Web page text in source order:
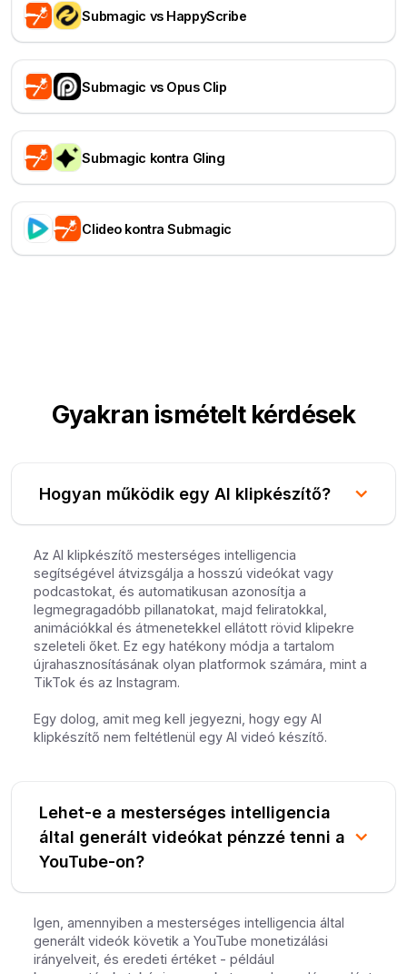
Submagic vs HappyScribe
Submagic vs Opus Clip
Submagic kontra Gling
Clideo kontra Submagic
Gyakran ismételt kérdések
Hogyan működik egy AI klipkészítő?
Az AI klipkészítő mesterséges intelligencia
segítségével átvizsgálja a hosszú videókat vagy
podcastokat, és automatikusan azonosítja a
legmegragadóbb pillanatokat, majd feliratokkal,
animációkkal és átmenetekkel ellátott rövid klipekre
szeleteli őket. Ez egy hatékony módja a tartalom
újrahasznosításának olyan platformok számára, mint a
TikTok és az Instagram.
Egy dolog, amit meg kell jegyezni, hogy egy AI
klipkészítő nem feltétlenül egy AI videó készítő.
Lehet-e a mesterséges intelligencia
által generált videókat pénzzé tenni a
YouTube-on?
Igen, amennyiben a mesterséges intelligencia által
generált videók követik a YouTube monetizálási
irányelveit, és eredeti értéket - például